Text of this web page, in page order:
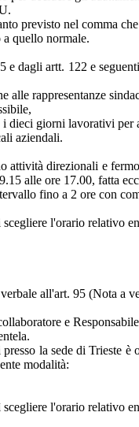
previsto nel comma che
quello normale.
e dagli artt. 122 e
rappresentanze
dieci giorni lavorativi per
aziendali.
direzionali e
alle ore 17.00, fatta
fino a 2 ore con
l'orario relativo
all'art. 95 (Nota a
e
la sede di Trieste
modalità:
l'orario relativo